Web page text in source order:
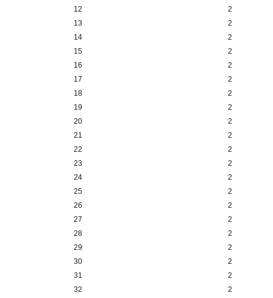
12
2
13
2
14
2
15
2
16
2
17
2
18
2
19
2
20
2
21
2
22
2
23
2
24
2
25
2
26
2
27
2
28
2
29
2
30
2
31
2
32
2